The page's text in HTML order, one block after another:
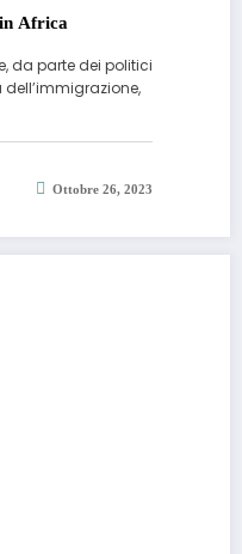
Africa
da parte dei politici
Ottobre 26, 2023